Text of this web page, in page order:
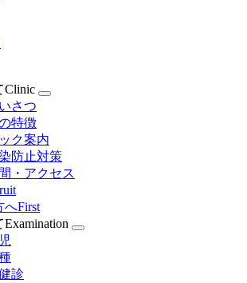
Clinic
さつ
特徴
ク案内
防止対策
・アクセス
へFirst
Examination
診